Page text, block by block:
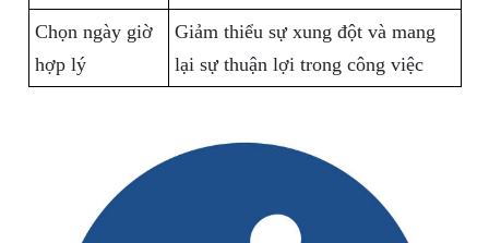
Chọn ngày giờ
hợp lý
Giảm thiểu sự xung đột và mang
lại sự thuận lợi trong công việc